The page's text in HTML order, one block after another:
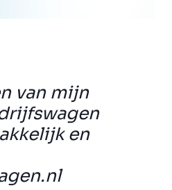
van mijn
en